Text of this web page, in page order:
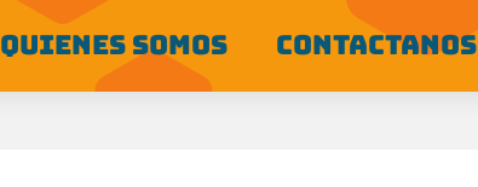
QUIENES SOMOS CONTACTANOS